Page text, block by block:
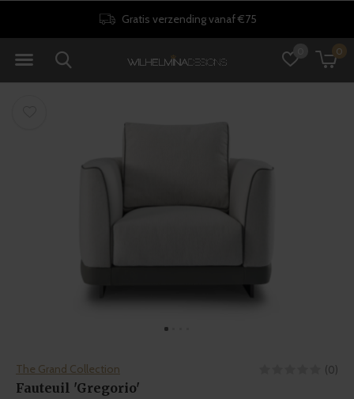
0
Gratis verzending vanaf €75
The Grand Collection (0)
Fauteuil 'Gregorio'